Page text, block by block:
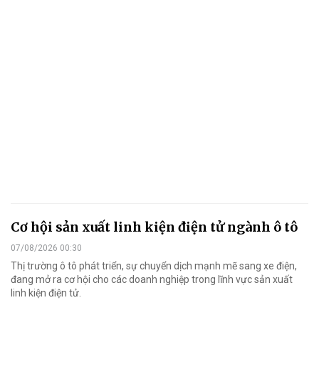
Cơ hội sản xuất linh kiện điện tử ngành ô tô
07/08/2026 00:30
Thị trường ô tô phát triển, sự chuyển dịch mạnh mẽ sang xe điện,
đang mở ra cơ hội cho các doanh nghiệp trong lĩnh vực sản xuất
linh kiện điện tử.